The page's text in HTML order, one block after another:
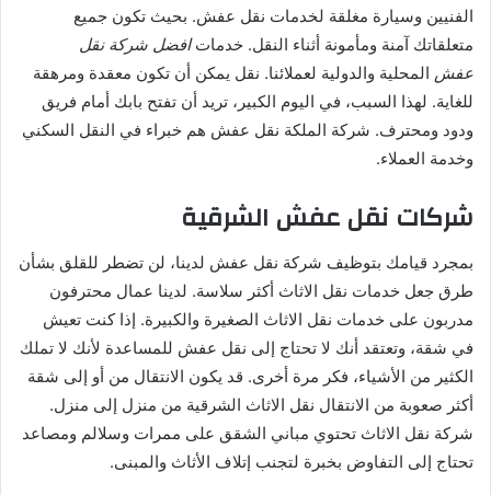
الفنيين وسيارة مغلقة لخدمات نقل عفش. بحيث تكون جميع
متعلقاتك آمنة ومأمونة أثناء النقل. خدماتافضل شركة نقل
عفش المحلية والدولية لعملائنا. نقل يمكن أن تكون معقدة ومرهقة
للغاية. لهذا السبب، في اليوم الكبير، تريد أن تفتح بابك أمام فريق
ودود ومحترف. شركة الملكة نقل عفش هم خبراء في النقل السكني
وخدمة العملاء.
شركات نقل عفش الشرقية
بمجرد قيامك بتوظيف شركة نقل عفش لدينا، لن تضطر للقلق بشأن
طرق جعل خدمات نقل الاثاث أكثر سلاسة. لدينا عمال محترفون
مدربون على خدمات نقل الاثاث الصغيرة والكبيرة. إذا كنت تعيش
في شقة، وتعتقد أنك لا تحتاج إلى نقل عفش للمساعدة لأنك لا تملك
الكثير من الأشياء، فكر مرة أخرى. قد يكون الانتقال من أو إلى شقة
أكثر صعوبة من الانتقال نقل الاثاث الشرقية من منزل إلى منزل.
شركة نقل الاثاث تحتوي مباني الشقق على ممرات وسلالم ومصاعد
تحتاج إلى التفاوض بخبرة لتجنب إتلاف الأثاث والمبنى.